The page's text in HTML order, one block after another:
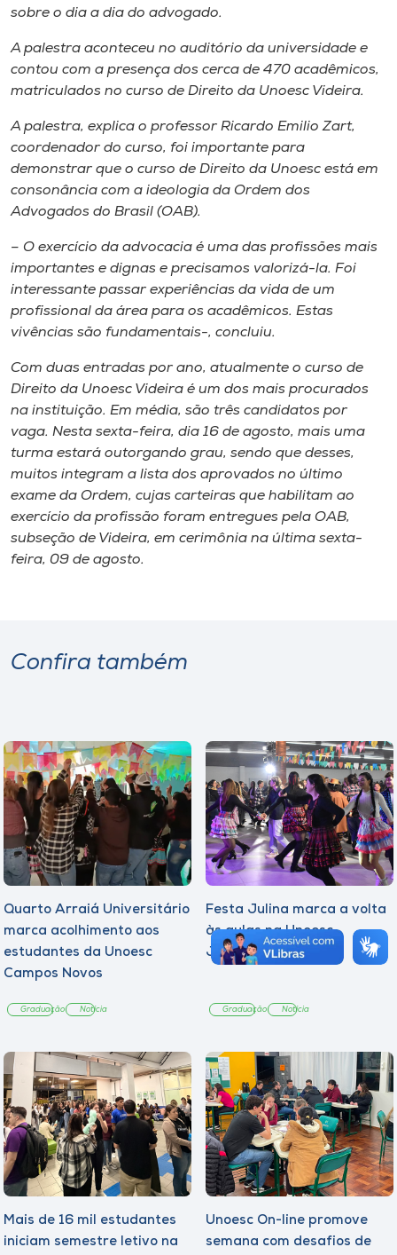
Rádio
Museu
Unoesc
Store
o idioma
sobre o dia a dia do advogado.
A palestra aconteceu no auditório da universidade e
contou com a presença dos cerca de 470 acadêmicos,
matriculados no curso de Direito da Unoesc Videira.
A palestra, explica o professor Ricardo Emilio Zart,
coordenador do curso, foi importante para
demonstrar que o curso de Direito da Unoesc está em
consonância com a ideologia da Ordem dos
Advogados do Brasil (OAB).
– O exercício da advocacia é uma das profissões mais
importantes e dignas e precisamos valorizá-la. Foi
interessante passar experiências da vida de um
profissional da área para os acadêmicos. Estas
vivências são fundamentais-, concluiu.
Com duas entradas por ano, atualmente o curso de
Direito da Unoesc Videira é um dos mais procurados
na instituição. Em média, são três candidatos por
vaga. Nesta sexta-feira, dia 16 de agosto, mais uma
turma estará outorgando grau, sendo que desses,
muitos integram a lista dos aprovados no último
exame da Ordem, cujas carteiras que habilitam ao
exercício da profissão foram entregues pela OAB,
subseção de Videira, em cerimônia na última sexta-
feira, 09 de agosto.
Confira também
Quarto Arraiá Universitário
marca acolhimento aos
estudantes da Unoesc
Campos Novos
Graduação Notícia
Festa Julina marca a volta
às aulas na Unoesc
Joaçaba
Graduação Notícia
Mais de 16 mil estudantes
iniciam semestre letivo na
Unoesc On-line promove
semana com desafios de